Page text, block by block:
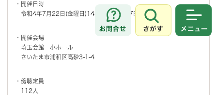
お問合せ
さがす
・開催日時
令和4年7月22日(金曜日)14時30分から17時00分
・開催会場
埼玉会館 小ホール
さいたま市浦和区高砂3-1-4
・傍聴定員
112人